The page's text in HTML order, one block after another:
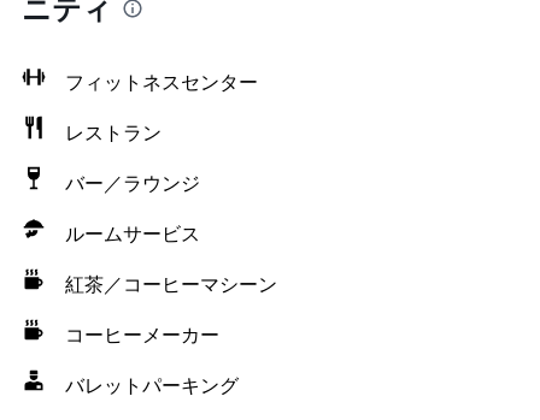
フィットネスセンター
レストラン
バー／ラウンジ
ルームサービス
紅茶／コーヒーマシーン
コーヒーメーカー
バレットパーキング